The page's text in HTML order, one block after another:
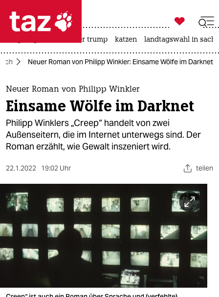
 taz zahl ich
taz zahl ich
themen
politik
öko
sport
berlin
wahrheit
verlag

taz zahl ich
usa unter trump katzen landtagswahl in
Neuer Roman von Philipp Winkler: Einsame Wölfe im Darknet
Neuer Roman von Philipp Winkler
Einsame Wölfe im Darknet
Philipp Winklers „Creep“ handelt von zwei
Außenseitern, die im Internet unterwegs sind. Der
Roman erzählt, wie Gewalt inszeniert wird.
22.1.2022 19:02 Uhr teilen